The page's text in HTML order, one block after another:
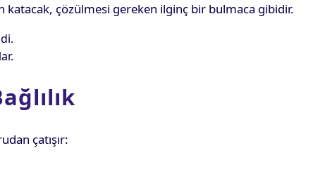
katacak, çözülmesi gereken ilginç bir bulmaca gibidir.
çatışır: